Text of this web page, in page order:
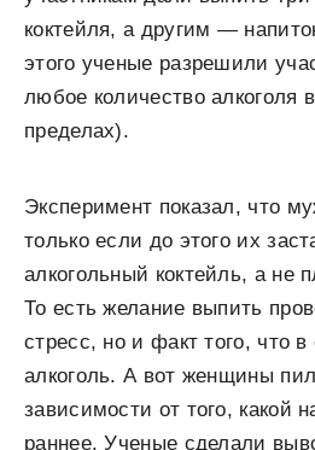
коктейля, а другим —
этого ученые разрешили
любое количество алкоголя
пределах).
Эксперимент показал, что
только если до этого их
алкогольный коктейль, а не
То есть желание выпить
стресс, но и факт того, что
алкоголь. А вот женщины
зависимости от того, какой
раннее. Ученые сделали